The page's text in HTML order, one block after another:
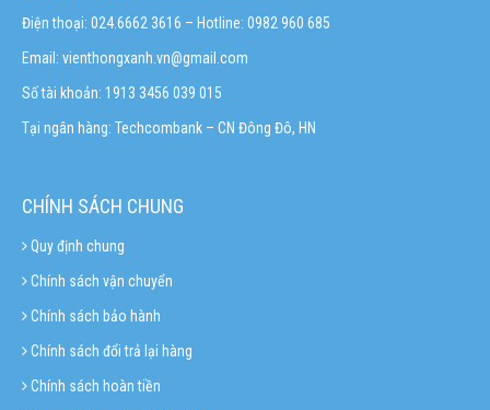
Điện thoại: 024.6662 3616 – Hotline: 0982 960 685
Email: vienthongxanh.vn@gmail.com
Số tài khoản: 1913 3456 039 015
Tại ngân hàng: Techcombank – CN Đông Đô, HN
CHÍNH SÁCH CHUNG
Quy định chung
Chính sách vận chuyển
Chính sách bảo hành
Chính sách đổi trả lại hàng
Chính sách hoàn tiền